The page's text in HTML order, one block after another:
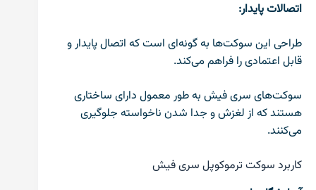
اتصالات پایدار:
طراحی این سوکت‌ها به گونه‌ای است که اتصال پایدار و
قابل اعتمادی را فراهم می‌کند.
سوکت‌های سری فیش به طور معمول دارای ساختاری
هستند که از لغزش و جدا شدن ناخواسته جلوگیری
می‌کنند.
کاربرد سوکت ترموکوپل سری فیش